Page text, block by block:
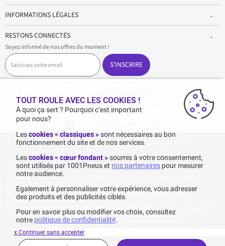
INFORMATIONS LÉGALES
RESTONS CONNECTÉS
Soyez informé de nos offres du moment !
S
a
i
s
S'INSCRIRE
1001pneus - Copyright 2026 - Tous droits réservés 1001Pneus
Livraison gratuite : pour tout achat d'un montant supérieur ou égal à 70€ TTC (en-
dessous de 70€ TTC, les frais de livraison sont de 7,90€ TTC).
Tarif catalogue manufacturier en vigueur non remisé. Ne reflète pas le tarif
généralement constaté sur le site.
Agrégation des notes Avis Vérifiés constatées le 23/02/2026 basé sur 118 avis sur les 12
derniers mois et un total de 136 avis depuis le 27/07/2022 pour la Luxembourg.
* Voir conditions des offres commerciales en
TOUT ROULE AVEC LES COOKIES !
A quoi ça sert ? Pourquoi c’est important
pour nous?
Lescookies « classiques »sont nécessaires au bon
fonctionnement du site et de nos services.
Lescookies « cœur fondant » soumis à votre consentement,
sont utilisés par 1001Pneus et nos partenaires pour mesurer
notre audience.
Egalement à personnaliser votre expérience, vous adresser
des produits et des publicités ciblés.
Pour en savoir plus ou modifier vos choix, consultez
notre politique de confidentialité.
x Continuer sans accepter